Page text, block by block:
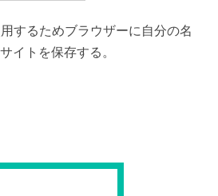
するためブラウザーに自分の名
イトを保存する。